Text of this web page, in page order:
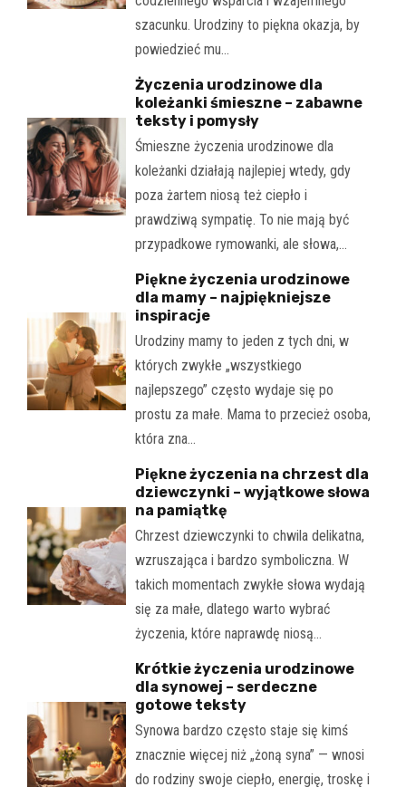
szacunku. Urodziny to piękna okazja, by
powiedzieć mu…
Życzenia urodzinowe dla
koleżanki śmieszne – zabawne
teksty i pomysły
Śmieszne życzenia urodzinowe dla
koleżanki działają najlepiej wtedy, gdy
poza żartem niosą też ciepło i
prawdziwą sympatię. To nie mają być
przypadkowe rymowanki, ale słowa,…
Piękne życzenia urodzinowe
dla mamy – najpiękniejsze
inspiracje
Urodziny mamy to jeden z tych dni, w
których zwykłe „wszystkiego
najlepszego” często wydaje się po
prostu za małe. Mama to przecież osoba,
która zna…
Piękne życzenia na chrzest dla
dziewczynki – wyjątkowe słowa
na pamiątkę
Chrzest dziewczynki to chwila delikatna,
wzruszająca i bardzo symboliczna. W
takich momentach zwykłe słowa wydają
się za małe, dlatego warto wybrać
życzenia, które naprawdę niosą…
Krótkie życzenia urodzinowe
dla synowej – serdeczne
gotowe teksty
Synowa bardzo często staje się kimś
znacznie więcej niż „żoną syna” — wnosi
do rodziny swoje ciepło, energię, troskę i